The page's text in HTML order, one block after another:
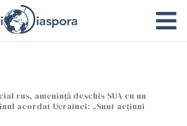
rus, amenință deschis SUA cu un
acordat Ucrainei: „Sunt acțiuni